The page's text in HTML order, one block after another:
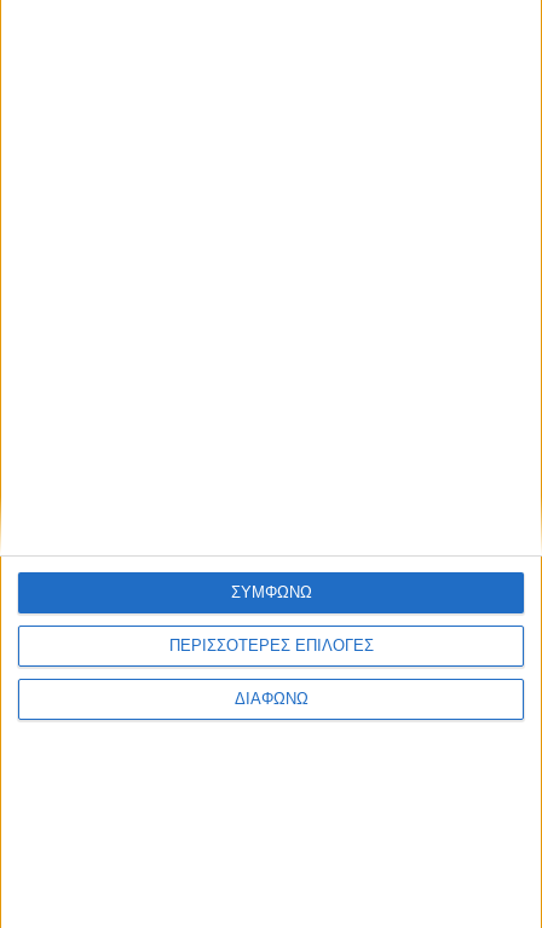
ΠΕΡΙΣΣΟΤΕΡΕΣ ΕΠΙΛΟΓΕΣ
ΔΙΑΦΩΝΩ
ΣΥΜΦΩΝΩ